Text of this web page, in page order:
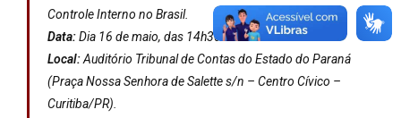
Controle Interno no Brasil.
Data:Dia 16 de maio, das 14h30 às 16h.
Local:Auditório Tribunal de Contas do Estado do Paraná
(Praça Nossa Senhora de Salette s/n – Centro Cívico –
Curitiba/PR).